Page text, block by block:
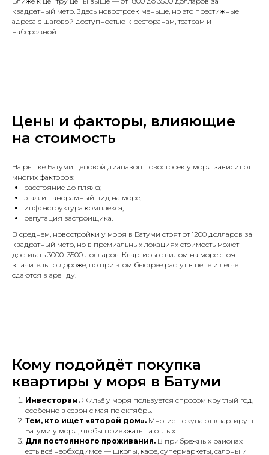
квадратный метр. Здесь новостроек меньше, но это престижные
адреса с шаговой доступностью к ресторанам, театрам и
набережной.
Цены и факторы, влияющие
на стоимость
На рынке Батуми ценовой диапазон новостроек у моря зависит от
многих факторов:
расстояние до пляжа;
этаж и панорамный вид на море;
инфраструктура комплекса;
репутация застройщика.
В среднем, новостройки у моря в Батуми стоят от 1200 долларов за
квадратный метр, но в премиальных локациях стоимость может
достигать 3000–3500 долларов. Квартиры с видом на море стоят
значительно дороже, но при этом быстрее растут в цене и легче
сдаются в аренду.
Кому подойдёт покупка
квартиры у моря в Батуми
Инвесторам. Жильё у моря пользуется спросом круглый год,
особенно в сезон с мая по октябрь.
Тем, кто ищет «второй дом». Многие покупают квартиру в
Батуми у моря, чтобы приезжать на отдых.
Для постоянного проживания. В прибрежных районах
есть всё необходимое — школы, кафе, супермаркеты, салоны и